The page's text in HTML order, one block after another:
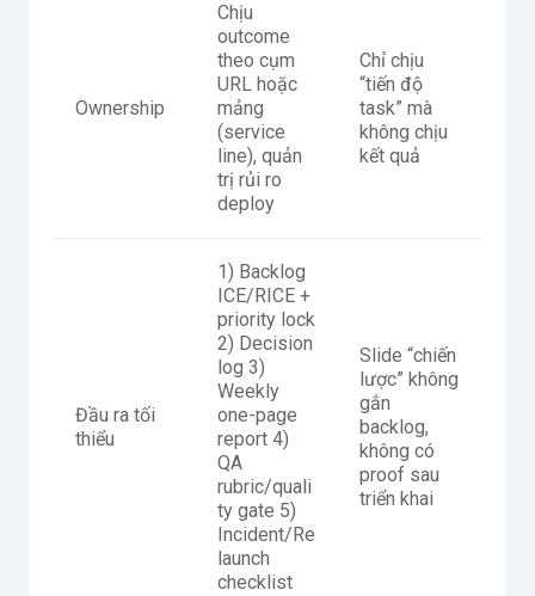
Ownership
Chịu
outcome
theo cụm
URL hoặc
mảng
(service
line), quản
trị rủi ro
deploy
Chỉ chịu
“tiến độ
task” mà
không chịu
kết quả
Đầu ra tối
thiểu
1) Backlog
ICE/RICE +
priority lock
2) Decision
log 3)
Weekly
one-page
report 4)
QA
rubric/quali
ty gate 5)
Incident/Re
launch
checklist
Slide “chiến
lược” không
gắn
backlog,
không có
proof sau
triển khai